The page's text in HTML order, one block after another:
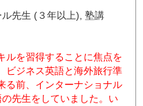
先生 (３年以上), 塾講
ルを習得することに焦点を
ビジネス英語と海外旅行準
る前、インターナショナル
先生をしていました。い